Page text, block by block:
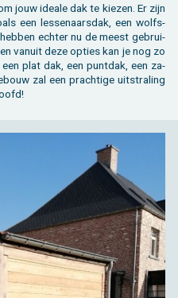
jouw ide­a­le dak te kie­zen. Er zijn
een les­se­naars­dak, een wolfs­
ech­ter nu de meest ge­brui­
van­uit deze op­ties kan je nog zo
plat dak, een punt­dak, een za­
zal een prach­ti­ge uit­stra­ling